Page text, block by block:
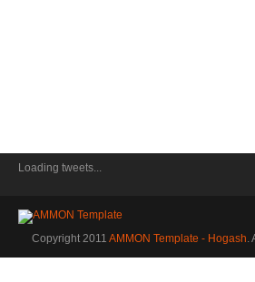
Loading tweets...
Copyright 2011 AMMON Template - Hogash.